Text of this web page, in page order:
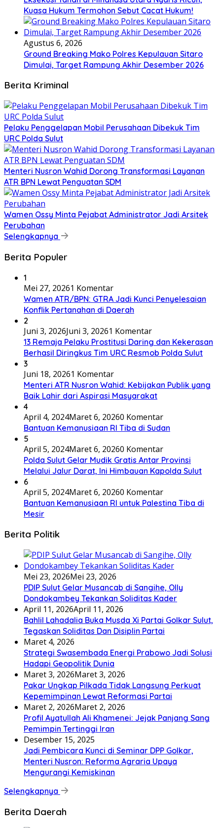
Kuasa Hukum Termohon Sebut Cacat Hukum!
Agustus 6, 2026
Ground Breaking Mako Polres Kepulauan Sitaro
Dimulai, Target Rampung Akhir Desember 2026
Berita Kriminal
​Pelaku Penggelapan Mobil Perusahaan Dibekuk Tim
URC Polda Sulut
​Menteri Nusron Wahid Dorong Transformasi Layanan
ATR BPN Lewat Penguatan SDM
Wamen Ossy Minta Pejabat Administrator Jadi Arsitek
Perubahan
Selengkapnya
Berita Populer
1
Mei 27, 20261 Komentar
Wamen ATR/BPN: GTRA Jadi Kunci Penyelesaian
Konflik Pertanahan di Daerah
2
Juni 3, 2026Juni 3, 20261 Komentar
13 Remaja Pelaku Prostitusi Daring dan Kekerasan
Berhasil Diringkus Tim URC Resmob Polda Sulut
3
Juni 18, 20261 Komentar
Menteri ATR Nusron Wahid: Kebijakan Publik yang
Baik Lahir dari Aspirasi Masyarakat
4
April 4, 2024Maret 6, 20260 Komentar
Bantuan Kemanusiaan RI Tiba di Sudan
5
April 5, 2024Maret 6, 20260 Komentar
Polda Sulut Gelar Mudik Gratis Antar Provinsi
Melalui Jalur Darat, Ini Himbauan Kapolda Sulut
6
April 5, 2024Maret 6, 20260 Komentar
Bantuan Kemanusiaan RI untuk Palestina Tiba di
Mesir
Berita Politik
Mei 23, 2026Mei 23, 2026
PDIP Sulut Gelar Musancab di Sangihe, Olly
Dondokambey Tekankan Soliditas Kader
April 11, 2026April 11, 2026
Bahlil Lahadalia Buka Musda Xi Partai Golkar Sulut,
Tegaskan Soliditas Dan Disiplin Partai
Maret 4, 2026
Strategi Swasembada Energi Prabowo Jadi Solusi
Hadapi Geopolitik Dunia
Maret 3, 2026Maret 3, 2026
Pakar Ungkap Pilkada Tidak Langsung Perkuat
Kepemimpinan Lewat Reformasi Partai
Maret 2, 2026Maret 2, 2026
Profil Ayatullah Ali Khamenei: Jejak Panjang Sang
Pemimpin Tertinggi Iran
Desember 15, 2025
Jadi Pembicara Kunci di Seminar DPP Golkar,
Menteri Nusron: Reforma Agraria Upaya
Mengurangi Kemiskinan
Selengkapnya
Berita Daerah